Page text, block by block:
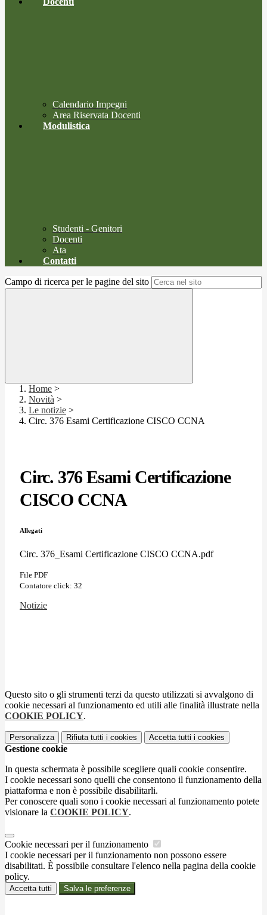
Calendario Impegni
Area Riservata Docenti
Modulistica
Studenti - Genitori
Docenti
Ata
Contatti
Campo di ricerca per le pagine del sito
Home >
Novità >
Le notizie >
Circ. 376 Esami Certificazione CISCO CCNA
Circ. 376 Esami Certificazione
CISCO CCNA
Allegati
Circ. 376_Esami Certificazione CISCO CCNA.pdf
File PDF
Contatore click: 32
Notizie
Questo sito o gli strumenti terzi da questo utilizzati si avvalgono di
cookie necessari al funzionamento ed utili alle finalità illustrate nella
COOKIE POLICY.
Personalizza Rifiuta tutti i cookies Accetta tutti i cookies
Gestione cookie
In questa schermata è possibile scegliere quali cookie consentire.
I cookie necessari sono quelli che consentono il funzionamento della
piattaforma e non è possibile disabilitarli.
Per conoscere quali sono i cookie necessari al funzionamento potete
visionare la COOKIE POLICY.
Cookie necessari per il funzionamento
I cookie necessari per il funzionamento non possono essere
disabilitati. È possibile consultare l'elenco nella pagina della cookie
policy.
Accetta tutti Salva le preferenze